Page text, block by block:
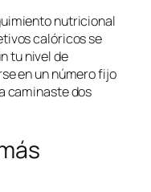
nutricional
calóricos se
tu nivel de
en un número fijo
caminaste dos